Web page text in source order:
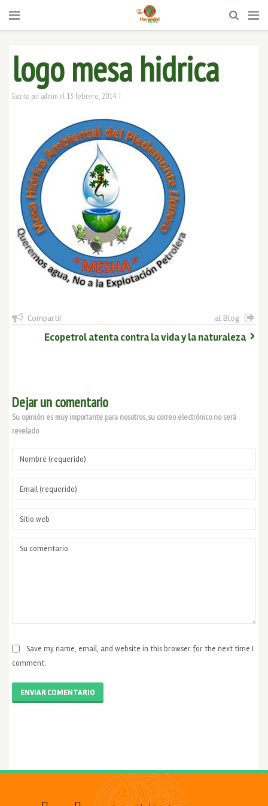
logo mesa hidrica
Escrito poradmin el 13 febrero, 2014 |
Compartir al Blog
Ecopetrol atenta contra la vida y la naturaleza
Dejar un comentario
Su opinión es muy importante para nosotros, su correo electrónico no será
revelado
Save my name, email, and website in this browser for the next time I
comment.
ENVIAR COMENTARIO